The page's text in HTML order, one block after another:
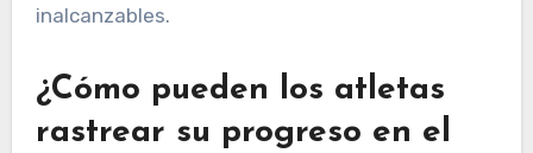
inalcanzables.
¿Cómo pueden los atletas
rastrear su progreso en el